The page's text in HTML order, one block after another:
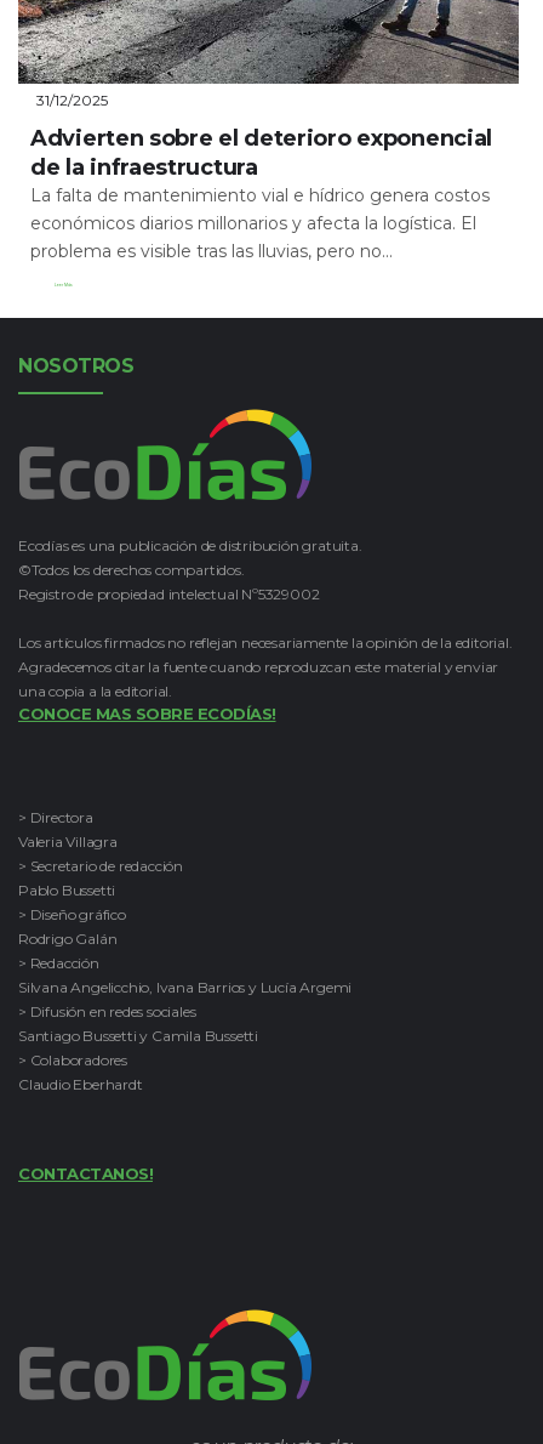
31/12/2025
Advierten sobre el deterioro exponencial
de la infraestructura
La falta de mantenimiento vial e hídrico genera costos
económicos diarios millonarios y afecta la logística. El
problema es visible tras las lluvias, pero no...
Leer Más
NOSOTROS
Ecodías es una publicación de distribución gratuita.
©Todos los derechos compartidos.
Registro de propiedad intelectual Nº5329002
Los artículos firmados no reflejan necesariamente la opinión de la editorial.
Agradecemos citar la fuente cuando reproduzcan este material y enviar
una copia a la editorial.
CONOCE MAS SOBRE ECODÍAS!
> Directora
Valeria Villagra
> Secretario de redacción
Pablo Bussetti
> Diseño gráfico
Rodrigo Galán
> Redacción
Silvana Angelicchio, Ivana Barrios y Lucía Argemi
> Difusión en redes sociales
Santiago Bussetti y Camila Bussetti
> Colaboradores
Claudio Eberhardt
CONTACTANOS!